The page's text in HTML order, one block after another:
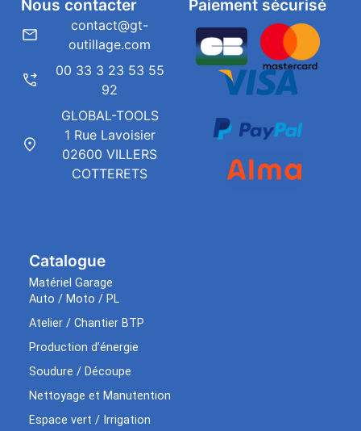
Catalogue
Matériel Garage
Auto / Moto / PL
Atelier / Chantier BTP
Production d’énergie
Soudure / Découpe
Nettoyage et Manutention
Espace vert / Irrigation
Paiement sécurisé
Nous contacter
contact@gt-
outillage.com
00 33 3 23 53 55
92
GLOBAL-TOOLS
1 Rue Lavoisier
02600 VILLERS
COTTERETS